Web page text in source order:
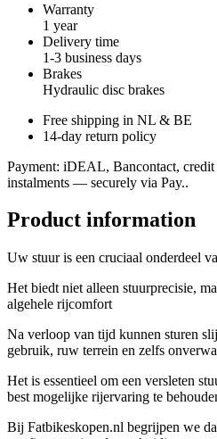
Warranty
1 year
Delivery time
1-3 business days
Brakes
Hydraulic disc brakes
Free shipping in NL & BE
14-day return policy
Payment: iDEAL, Bancontact,
instalments — securely via Pay..
Product information
Uw stuur is een cruciaal onderdeel
Het biedt niet alleen stuurprecisie,
algehele rijcomfort
Na verloop van tijd kunnen sturen
gebruik, ruw terrein en zelfs
Het is essentieel om een versleten
best mogelijke rijervaring te
Bij Fatbikeskopen.nl begrijpen we